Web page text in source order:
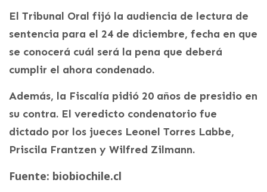
El Tribunal Oral fijó la audiencia de lectura de
sentencia para el 24 de diciembre, fecha en que
se conocerá cuál será la pena que deberá
cumplir el ahora condenado.
Además, la Fiscalía pidió 20 años de presidio en
su contra. El veredicto condenatorio fue
dictado por los jueces Leonel Torres Labbe,
Priscila Frantzen y Wilfred Zilmann.
Fuente: biobiochile.cl